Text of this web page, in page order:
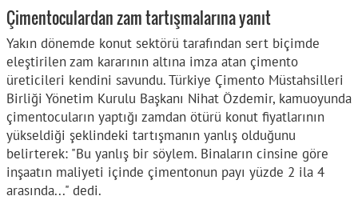
Çimentoculardan zam tartışmalarına yanıt
Yakın dönemde konut sektörü tarafından sert biçimde
eleştirilen zam kararının altına imza atan çimento
üreticileri kendini savundu. Türkiye Çimento Müstahsilleri
Birliği Yönetim Kurulu Başkanı Nihat Özdemir, kamuoyunda
çimentocuların yaptığı zamdan ötürü konut fiyatlarının
yükseldiği şeklindeki tartışmanın yanlış olduğunu
belirterek: "Bu yanlış bir söylem. Binaların cinsine göre
inşaatın maliyeti içinde çimentonun payı yüzde 2 ila 4
arasında..." dedi.